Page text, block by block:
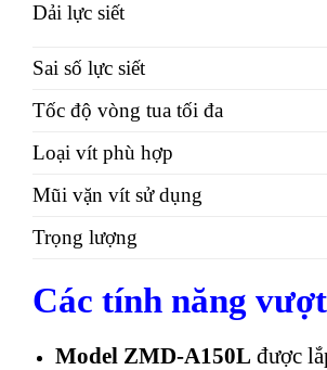
Dải lực siết
Sai số lực siết
Tốc độ vòng tua tối đa
Loại vít phù hợp
Mũi vặn vít sử dụng
Trọng lượng
Các tính năng
Model ZMD-A150L được